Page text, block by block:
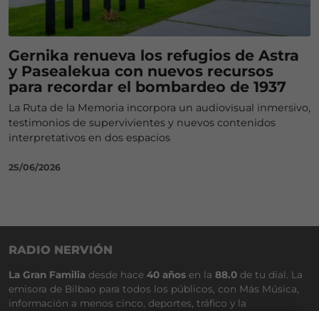
Gernika renueva los refugios de Astra
y Pasealekua con nuevos recursos
para recordar el bombardeo de 1937
La Ruta de la Memoria incorpora un audiovisual inmersivo,
testimonios de supervivientes y nuevos contenidos
interpretativos en dos espacios
25/06/2026
RADIO NERVIÓN
La Gran Familia desde hace 40 años en la 88.0 de tu dial. La
emisora de Bilbao para todos los públicos, con Más Música,
información a menos cinco, deportes, tráfico y la